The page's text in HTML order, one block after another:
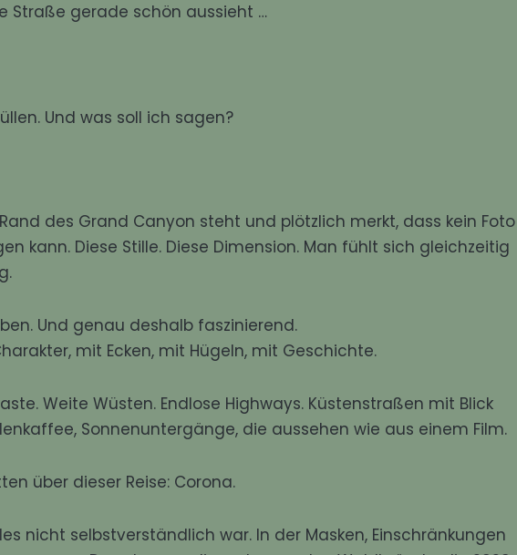
Straße gerade schön aussieht …
Und was soll ich sagen?
des Grand Canyon steht und plötzlich merkt, dass kein Foto
kann. Diese Stille. Diese Dimension. Man fühlt sich gleichzeitig
Und genau deshalb faszinierend.
mit Ecken, mit Hügeln, mit Geschichte.
Weite Wüsten. Endlose Highways. Küstenstraßen mit Blick
Sonnenuntergänge, die aussehen wie aus einem Film.
über dieser Reise: Corona.
nicht selbstverständlich war. In der Masken, Einschränkungen